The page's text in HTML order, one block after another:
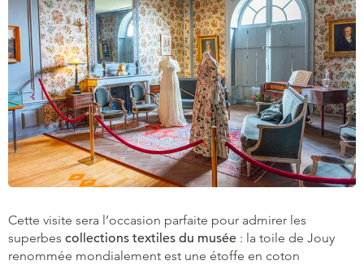
Cette visite sera l’occasion parfaite pour admirer les
superbes collections textiles du musée : la toile de Jouy
renommée mondialement est une étoffe en coton